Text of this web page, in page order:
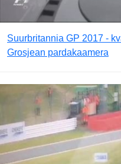
Suurbritannia GP 2017 -
Grosjean pardakaamera